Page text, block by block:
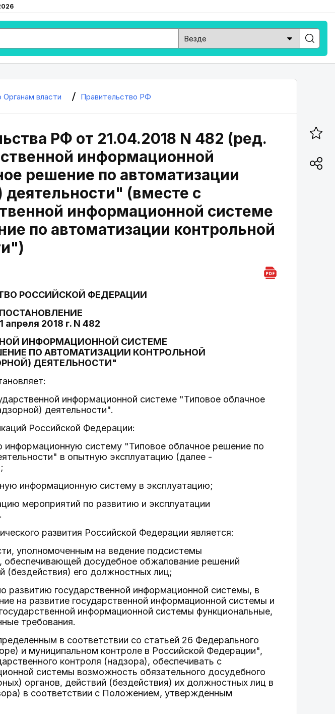
власти Правительство РФ
РФ от 21.04.2018 N 482 (ред.
информационной
решение по автоматизации
(вместе с
информационной системе
по автоматизации контрольной
РОССИЙСКОЙ ФЕДЕРАЦИИ
ПОСТАНОВЛЕНИЕ
апреля 2018 г. N 482
ИНФОРМАЦИОННОЙ СИСТЕМЕ
ПО АВТОМАТИЗАЦИИ КОНТРОЛЬНОЙ
ДЕЯТЕЛЬНОСТИ"
информационной системе "Типовое облачное
деятельности".
Российской Федерации:
информационную систему "Типовое облачное решение по
в опытную эксплуатацию (далее -
информационную систему в эксплуатацию;
мероприятий по развитию и эксплуатации
развития Российской Федерации является:
уполномоченным на ведение подсистемы
обеспечивающей досудебное обжалование решений
(бездействия) его должностных лиц;
развитию государственной информационной системы, в
на развитие государственной информационной системы и
информационной системы функциональные,
требования.
в соответствии со статьей 26 Федерального
и муниципальном контроле в Российской Федерации",
контроля (надзора), обеспечивать с
системы возможность обязательного досудебного
органов, действий (бездействия) их должностных лиц в
в соответствии с Положением, утвержденным